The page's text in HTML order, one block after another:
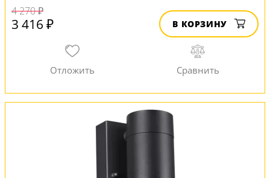
4 270 ₽
3 416 ₽ В КОРЗИНУ